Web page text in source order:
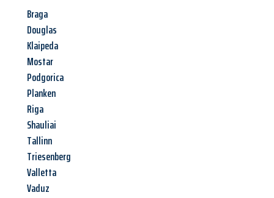
Braga
Douglas
Klaipeda
Mostar
Podgorica
Planken
Riga
Shauliai
Tallinn
Triesenberg
Valletta
Vaduz